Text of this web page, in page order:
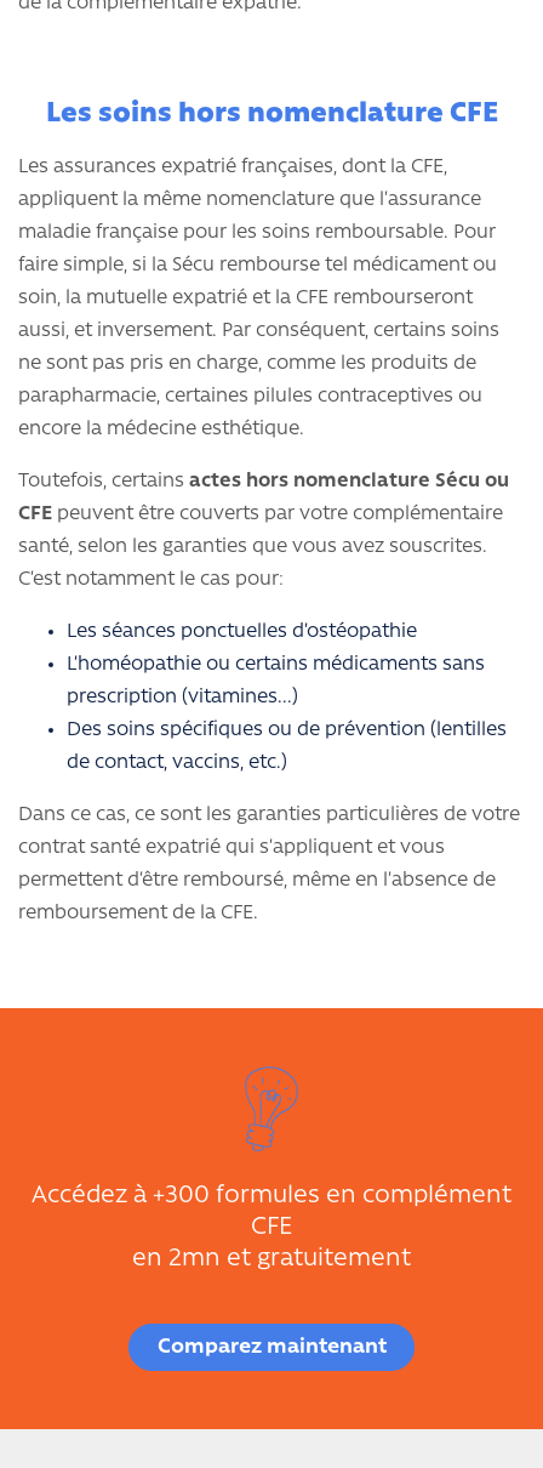
Les soins hors nomenclature CFE
Les assurances expatrié françaises, dont la CFE,
appliquent la même nomenclature que l’assurance
maladie française pour les soins remboursable. Pour
faire simple, si la Sécu rembourse tel médicament ou
soin, la mutuelle expatrié et la CFE rembourseront
aussi, et inversement. Par conséquent, certains soins
ne sont pas pris en charge, comme les produits de
parapharmacie, certaines pilules contraceptives ou
encore la médecine esthétique.
Toutefois, certains actes hors nomenclature Sécu ou
CFE peuvent être couverts par votre complémentaire
santé, selon les garanties que vous avez souscrites.
C’est notamment le cas pour:
Les séances ponctuelles d’ostéopathie
L’homéopathie ou certains médicaments sans
prescription (vitamines...)
Des soins spécifiques ou de prévention (lentilles
de contact, vaccins, etc.)
Dans ce cas, ce sont les garanties particulières de votre
contrat santé expatrié qui s’appliquent et vous
permettent d’être remboursé, même en l’absence de
remboursement de la CFE.
Accédez à +300 formules en complément
CFE
en 2mn et gratuitement
Comparez maintenant